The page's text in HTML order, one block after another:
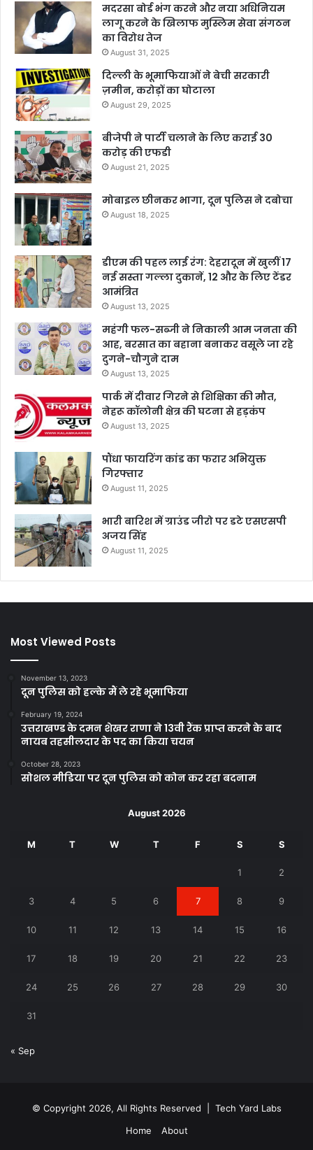
मदरसा बोर्ड भंग करने और नया अधिनियम
लागू करने के खिलाफ मुस्लिम सेवा संगठन
का विरोध तेज
August 31, 2025
दिल्ली के भूमाफियाओं ने बेची सरकारी
ज़मीन, करोड़ों का घोटाला
August 29, 2025
बीजेपी ने पार्टी चलाने के लिए कराई 30
करोड़ की एफडी
August 21, 2025
मोबाइल छीनकर भागा, दून पुलिस ने दबोचा
August 18, 2025
डीएम की पहल लाई रंग: देहरादून में खुलीं 17
नई सस्ता गल्ला दुकानें, 12 और के लिए टेंडर
आमंत्रित
August 13, 2025
महंगी फल-सब्जी ने निकाली आम जनता की
आह, बरसात का बहाना बनाकर वसूले जा रहे
दुगने-चौगुने दाम
August 13, 2025
पार्क में दीवार गिरने से शिक्षिका की मौत,
नेहरू कॉलोनी क्षेत्र की घटना से हड़कंप
August 13, 2025
पौंधा फायरिंग कांड का फरार अभियुक्त
गिरफ्तार
August 11, 2025
भारी बारिश में ग्राउंड जीरो पर डटे एसएसपी
अजय सिंह
August 11, 2025
Most Viewed Posts
November 13, 2023
दून पुलिस को हल्के मैं ले रहे भूमाफिया
February 19, 2024
उत्तराखण्ड के दमन शेखर राणा ने 13वी रैंक प्राप्त करने के बाद
नायब तहसीलदार के पद का किया चयन
October 28, 2023
सोशल मीडिया पर दून पुलिस को कोन कर रहा बदनाम
August 2026
M T W T F S S
1 2
3 4 5 6 7 8 9
10 11 12 13 14 15 16
17 18 19 20 21 22 23
24 25 26 27 28 29 30
31
« Sep
© Copyright 2026, All Rights Reserved | Tech Yard Labs
Home
About